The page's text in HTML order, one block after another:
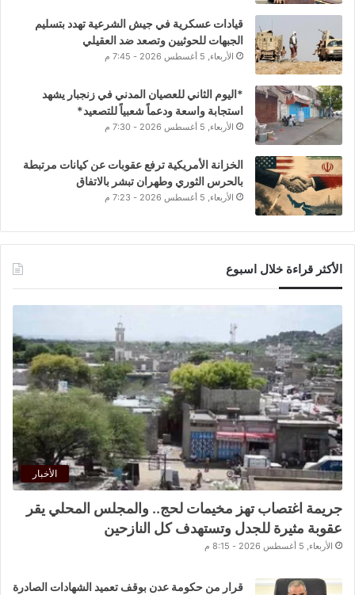
قيادات عسكرية في جيش الشرعية تهدد بتسليم
الجبهات للحوثيين وتصعد ضد العقيلي
الأربعاء, 5 أغسطس 2026 - 7:45 م
*اليوم الثاني للعصيان المدني في زنجبار يشهد
استجابة واسعة ودعماً شعبياً للتصعيد*
الأربعاء, 5 أغسطس 2026 - 7:30 م
الخزانة الأمريكية ترفع عقوبات عن كيانات مرتبطة
بالحرس الثوري وطهران تبشر بالاتفاق
الأربعاء, 5 أغسطس 2026 - 7:23 م
الأكثر قراءة خلال اسبوع
الأخبار
جريمة اغتصاب تهز مخيمات لحج.. والمجلس المحلي يقر
عقوبة مثيرة للجدل وتستهدف كل النازحين
الأربعاء, 5 أغسطس 2026 - 8:15 م
قرار من حكومة عدن بوقف تعميد الشهادات الصادرة